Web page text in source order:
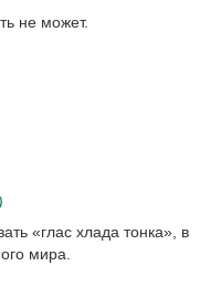
не может.
«глас хлада тонка», в
мира.